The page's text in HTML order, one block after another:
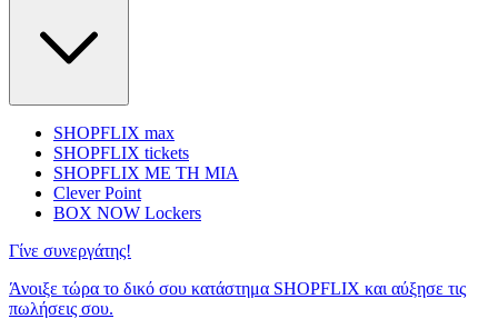
SHOPFLIX max
SHOPFLIX tickets
SHOPFLIX ΜΕ ΤΗ ΜΙΑ
Clever Point
BOX NOW Lockers
Γίνε συνεργάτης!
Άνοιξε τώρα το δικό σου κατάστημα SHOPFLIX και αύξησε τις
πωλήσεις σου.